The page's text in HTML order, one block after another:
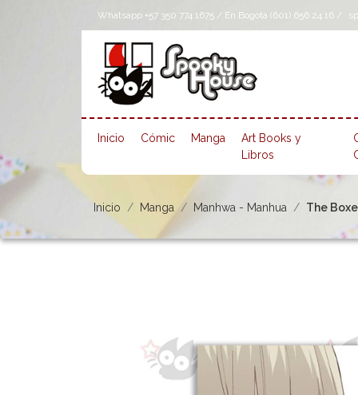
Whatsapp +57 350 774 1675 / En Bogotá (601) 656 24 16 /
Inicio Cómic Manga
Art Books y
Libros
Inicio Manga Manhwa - Manhua The